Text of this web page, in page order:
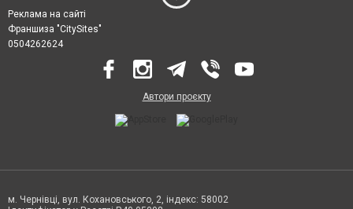
Реклама на сайті
Франшиза "CitySites"
0504262624
Автори проєкту
м. Чернівці, вул. Кохановського, 2, індекс: 58002